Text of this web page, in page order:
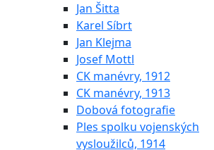
Jan Šitta
Karel Síbrt
Jan Klejma
Josef Mottl
CK manévry, 1912
CK manévry, 1913
Dobová fotografie
Ples spolku vojenských
vysloužilců, 1914